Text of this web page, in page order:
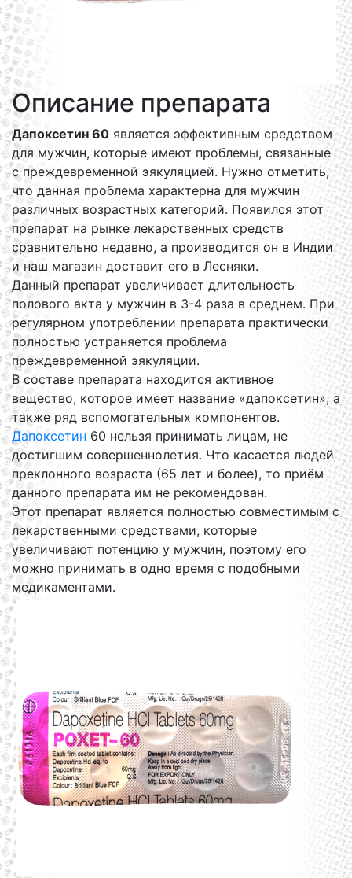
Описание препарата
Дапоксетин 60 является эффективным средством
для мужчин, которые имеют проблемы, связанные
с преждевременной эякуляцией. Нужно отметить,
что данная проблема характерна для мужчин
различных возрастных категорий. Появился этот
препарат на рынке лекарственных средств
сравнительно недавно, а производится он в Индии
и наш магазин доставит его в Лесняки.
Данный препарат увеличивает длительность
полового акта у мужчин в 3-4 раза в среднем. При
регулярном употреблении препарата практически
полностью устраняется проблема
преждевременной эякуляции.
В составе препарата находится активное
вещество, которое имеет название «дапоксетин», а
также ряд вспомогательных компонентов.
Дапоксетин 60 нельзя принимать лицам, не
достигшим совершеннолетия. Что касается людей
преклонного возраста (65 лет и более), то приём
данного препарата им не рекомендован.
Этот препарат является полностью совместимым с
лекарственными средствами, которые
увеличивают потенцию у мужчин, поэтому его
можно принимать в одно время с подобными
медикаментами.